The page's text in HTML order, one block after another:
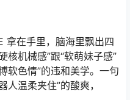
拿在手里，脑海里飘出四
核机械感”跟“软萌妹子感”
软色情”的违和美学。一句
温柔夹住”的酸爽，